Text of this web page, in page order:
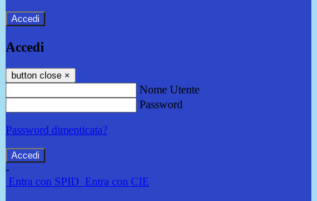
Accedi
Accedi
button close ×
Nome Utente
Password
Password dimenticata?
-
Entra con SPID Entra con CIE